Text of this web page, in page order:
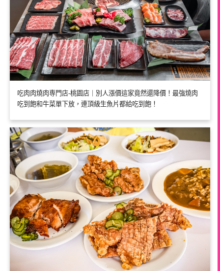
吃肉肉燒肉専門店-桃園店｜別人漲價這家竟然還降價！最強燒肉
吃到飽和牛菜單下放，連頂級生魚片都給吃到飽！